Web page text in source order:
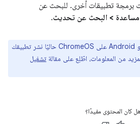
برمجة تطبيقات أخرى. للبحث عن
مساعدة > البحث عن تحديث.
يتيح لك استوديو Android على ChromeOS حاليًا نشر تطبيقك
من المعلومات، اطّلِع على مقالة تشغيل
هل كان المحتوى مفيدًا؟